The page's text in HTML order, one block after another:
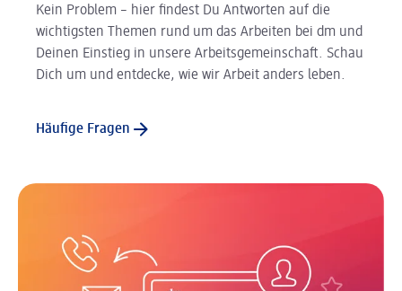
Kein Problem – hier findest Du Antworten auf die
wichtigsten Themen rund um das Arbeiten bei dm und
Deinen Einstieg in unsere Arbeitsgemeinschaft. Schau
Dich um und entdecke, wie wir Arbeit anders leben.
Häufige Fragen